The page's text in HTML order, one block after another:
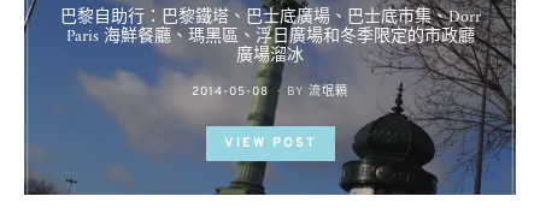
巴黎自助行：巴黎鐵塔、巴士底廣場、巴士底市集、Dorr
Paris 海鮮餐廳、瑪黑區、浮日廣場和冬季限定的市政廳
廣場溜冰
POSTED
2014-05-08 BY 流氓顆
VIEW POST